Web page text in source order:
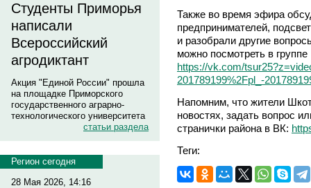
Студенты Приморья
написали
Всероссийский
агродиктант
Акция "Единой России" прошла
на площадке Приморского
государственного аграрно-
технологического университета
статьи раздела
Регион сегодня
28 Мая 2026, 14:16
Также во время эфира
предпринимателей,
и разобрали другие
можно посмотреть в
https://vk.com/
201789199%2Fpl_-
Напомним, что жители
новостях, задать вопрос
странички района в ВК:
Теги: